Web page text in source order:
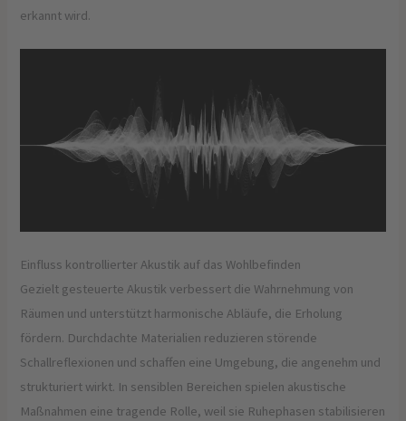
erkannt wird.
Einfluss kontrollierter Akustik auf das Wohlbefinden
Gezielt gesteuerte Akustik verbessert die Wahrnehmung von
Räumen und unterstützt harmonische Abläufe, die Erholung
fördern. Durchdachte Materialien reduzieren störende
Schallreflexionen und schaffen eine Umgebung, die angenehm und
strukturiert wirkt. In sensiblen Bereichen spielen akustische
Maßnahmen eine tragende Rolle, weil sie Ruhephasen stabilisieren